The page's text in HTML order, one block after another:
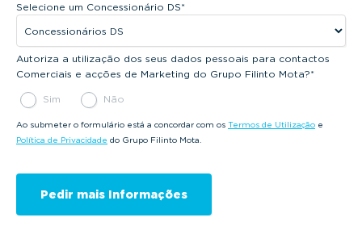
Selecione um Concessionário DS*
Autoriza a utilização dos seus dados pessoais para contactos
Comerciais e acções de Marketing do Grupo Filinto Mota?*
Sim Não
Ao submeter o formulário está a concordar com os Termos de Utilização e
Política de Privacidade do Grupo Filinto Mota.